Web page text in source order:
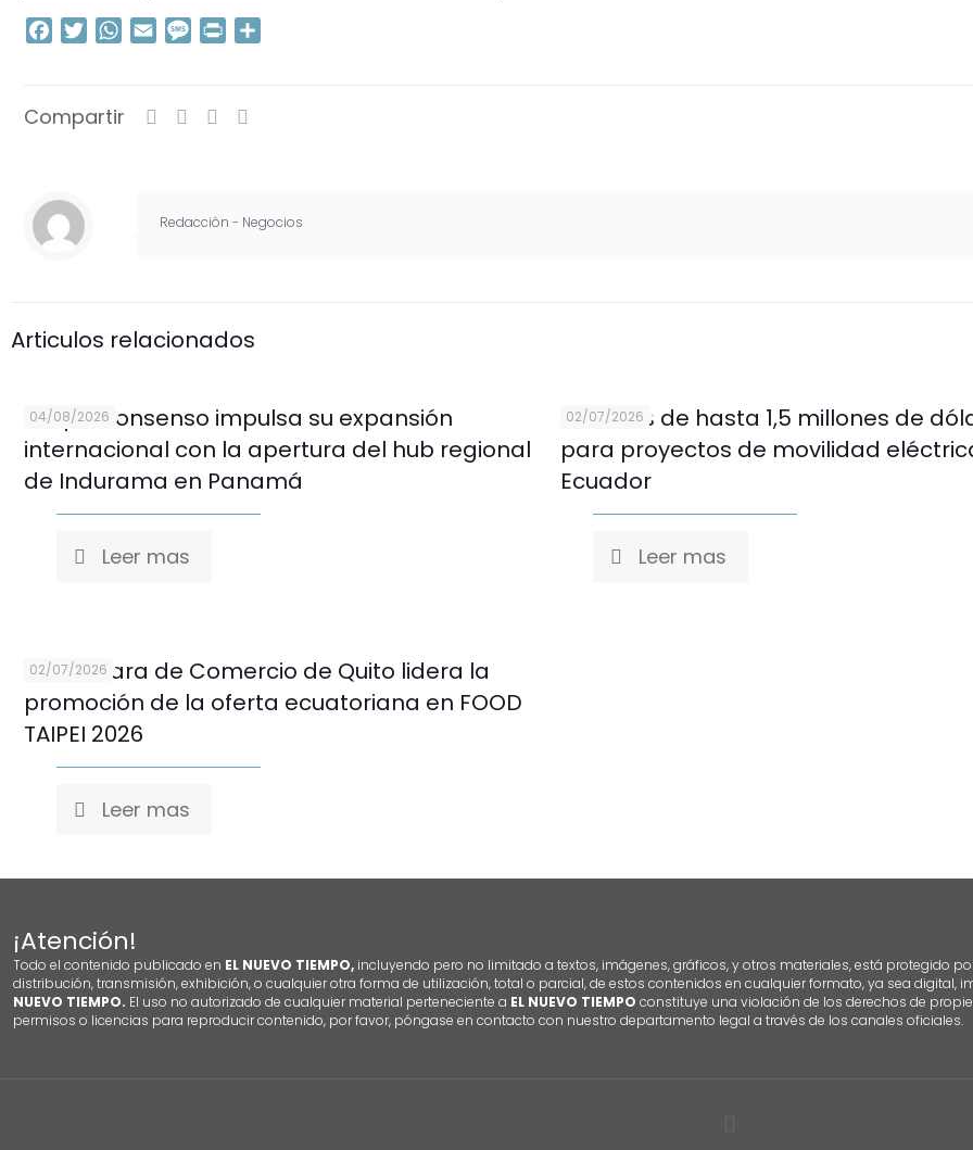
Facebook
TwitterWhatsApp
Email Message
Print
Compartir
Redacciòn - Negocios
Articulos relacionados
04/08/2026
Grupo Consenso impulsa su expansión
internacional con la apertura del hub regional
de Indurama en Panamá
Leer mas
02/07/2026
Créditos de hasta 1,5 millones de
para proyectos de movilidad
Ecuador
Leer mas
02/07/2026
La Cámara de Comercio de Quito lidera la
promoción de la oferta ecuatoriana en FOOD
TAIPEI 2026
Leer mas
¡Atención!
Todo el contenido publicado en EL NUEVO TIEMPO, incluyendo pero no limitado a textos, imágenes, gráficos, y otros materiales, está protegido
distribución, transmisión, exhibición, o cualquier otra forma de utilización, total o parcial, de estos contenidos en cualquier formato, ya sea digital,
NUEVO TIEMPO. El uso no autorizado de cualquier material perteneciente a EL NUEVO TIEMPO constituye una violación de los derechos de
permisos o licencias para reproducir contenido, por favor, póngase en contacto con nuestro departamento legal a través de los canales oficiales.